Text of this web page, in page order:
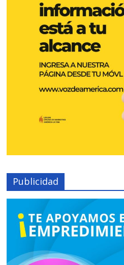
Publicidad